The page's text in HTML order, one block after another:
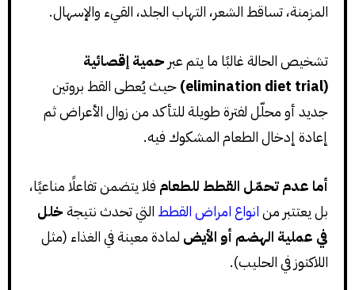
المزمنة، تساقط الشعر، التهاب الجلد، القيء والإسهال.
تشخيص الحالة غالبًا ما يتم عبر حمية إقصائية
(elimination diet trial)
حيث يُعطى القط بروتين
جديد أو محلّل لفترة طويلة للتأكد من زوال الأعراض ثم
إعادة إدخال الطعام المشكوك فيه.
أما عدم تحمّل القطط للطعام فلا يتضمن تفاعلًا مناعيًا،
بل يعتتبر منانواع امراض القطط التي تحدث نتيجةخلل
في عملية الهضم أو الأيض لمادة معينة في الغذاء (مثل
اللاكتوز في الحليب).